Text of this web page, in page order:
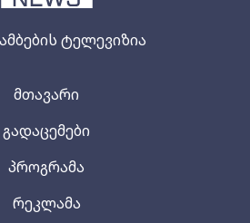
ტელევიზია
მთავარი
გადაცემები
პროგრამა
რეკლამა